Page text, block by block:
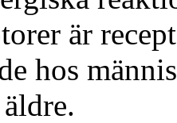
är
hos